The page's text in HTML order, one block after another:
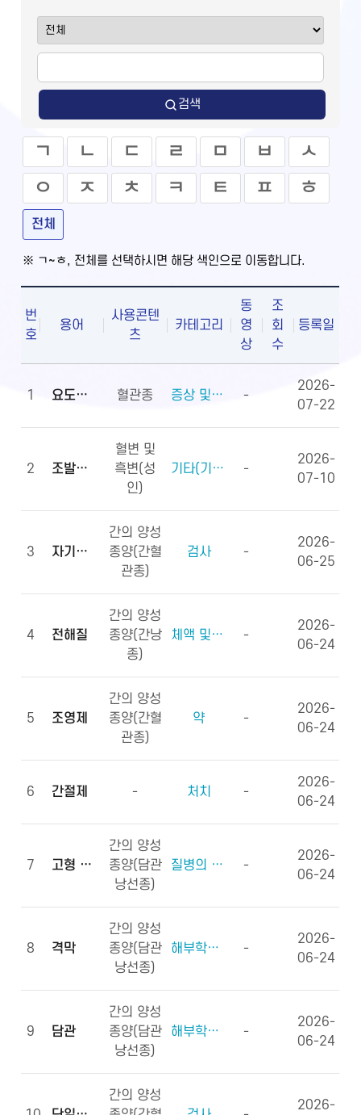
검색
ㄱ ㄴ ㄷ ㄹ ㅁ ㅂ
ㅅ
ㅇ
ㅈ ㅊ ㅋ ㅌ ㅍ ㅎ
전체
※ ㄱ~ㅎ, 전체를 선택하시면 해당 색인으로 이동합니다.
번
호
용어
사용콘텐
츠
카테고리
동
영
상
조
회
수
등록일
1 요도하열 혈관종 증상 및 징후(증상) -
2026-
07-22
2 조발생률
혈변 및
흑변(성
인)
기타(기타용어) -
2026-
07-10
3 자기공명영상
간의 양성
종양(간혈
관종)
검사 -
2026-
06-25
4 전해질
간의 양성
종양(간낭
종)
체액 및 전해질, 영양소 -
2026-
06-24
5 조영제
간의 양성
종양(간혈
관종)
약 -
2026-
06-24
6 간절제 - 처치 -
2026-
06-24
7 고형 종괴
간의 양성
종양(담관
낭선종)
질병의 형태학 -
2026-
06-24
8 격막
간의 양성
종양(담관
낭선종)
해부학적부위 (신체구조) -
2026-
06-24
9 담관
간의 양성
종양(담관
낭선종)
해부학적부위 (신체구조) -
2026-
06-24
간의 양성
2026-